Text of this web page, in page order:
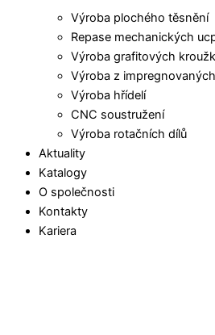
Výroba plochého těsnění
Repase mechanických
Výroba grafitových
Výroba z
Výroba hřídelí
CNC soustružení
Výroba rotačních dílů
Aktuality
Katalogy
O společnosti
Kontakty
Kariera